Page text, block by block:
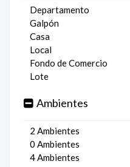
Departamento
Galpón
Casa
Local
Fondo de Comercio
Lote
Ambientes
2 Ambientes
0 Ambientes
4 Ambientes